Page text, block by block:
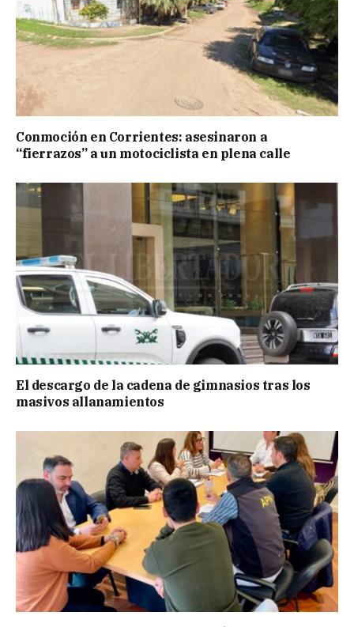
Conmoción en Corrientes: asesinaron a
“fierrazos” a un motociclista en plena calle
El descargo de la cadena de gimnasios tras los
masivos allanamientos